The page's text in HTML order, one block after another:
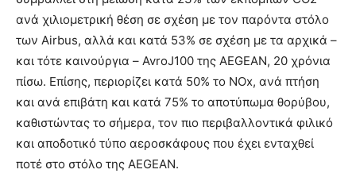
ανά χιλιομετρική θέση σε σχέση με τον παρόντα στόλο
των Airbus, αλλά και κατά 53% σε σχέση με τα αρχικά –
και τότε καινούργια – AvroJ100 της AEGEAN, 20 χρόνια
πίσω. Επίσης, περιορίζει κατά 50% το NOx, ανά πτήση
και ανά επιβάτη και κατά 75% το αποτύπωμα θορύβου,
καθιστώντας το σήμερα, τον πιο περιβαλλοντικά φιλικό
και αποδοτικό τύπο αεροσκάφους που έχει ενταχθεί
ποτέ στο στόλο της AEGEAN.